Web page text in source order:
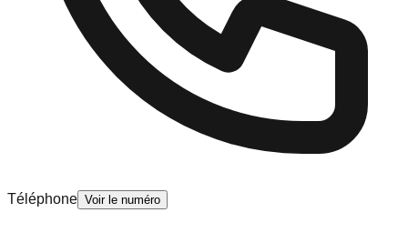
Téléphone Voir le numéro